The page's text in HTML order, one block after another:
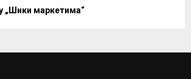
„Шики маркетима“